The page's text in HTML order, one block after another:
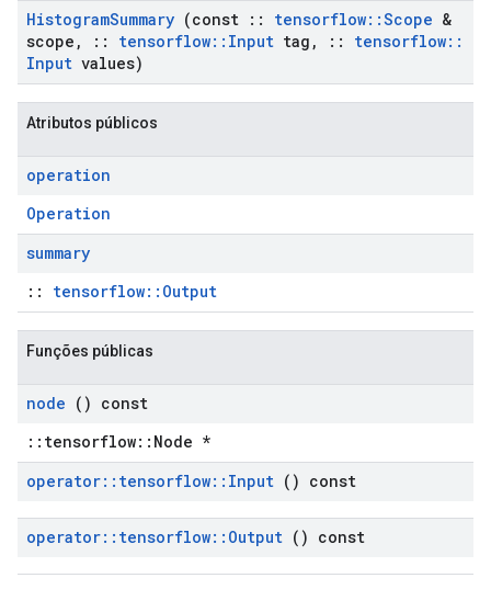
HistogramSummary (const :: tensorflow::Scope &
scope , :: tensorflow:: Input tag , :: tensorflow::
Input values)
Atributos públicos
operation
Operation
summary
:: tensorflow::Output
Funções públicas
node () const
::tensorflow::Node *
operator:: tensorflow:: Input () const
operator:: tensorflow:: Output () const